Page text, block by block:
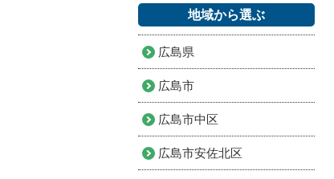
地域から選ぶ
広島県
広島市
広島市中区
広島市安佐北区